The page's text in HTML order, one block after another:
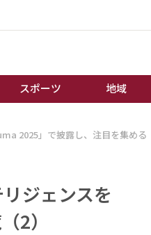
スポーツ 地域
誰もが輝いて働く社会へ
競輪
ボートレース
2025」で披露し、注目を集める
ジェンスを
2）